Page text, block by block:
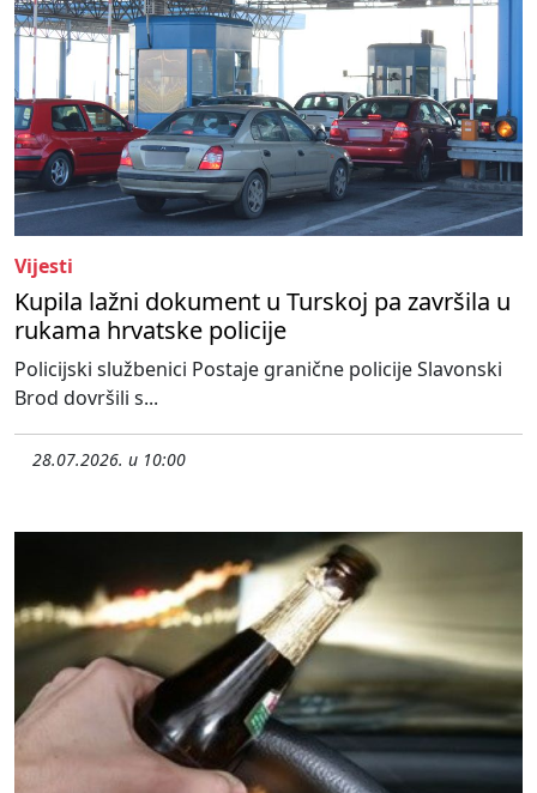
Vijesti
Kupila lažni dokument u Turskoj pa završila u
rukama hrvatske policije
Policijski službenici Postaje granične policije Slavonski
Brod dovršili s...
28.07.2026. u 10:00